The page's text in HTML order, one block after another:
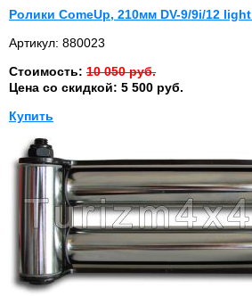
Ролики ComeUp, 210мм DV-9/9i/12
Артикул: 880023
Стоимость: 10 050 руб.
Цена со скидкой: 5 500 руб.
Купить